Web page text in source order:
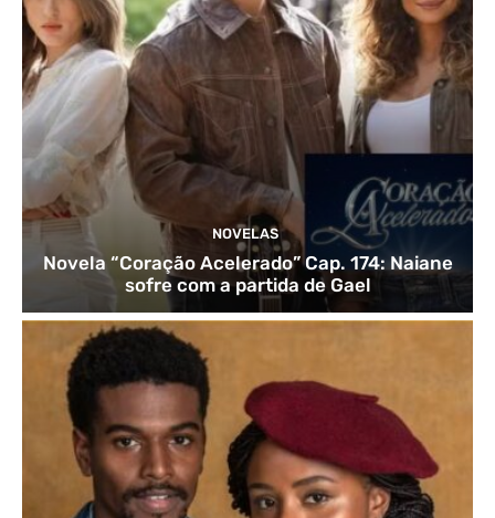
NOVELAS
Novela “Coração Acelerado” Cap. 174: Naiane
sofre com a partida de Gael